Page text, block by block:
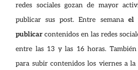
redes sociales gozan de mayor
publicar sus post. Entre semana el
publicar contenidos en las redes
entre las 13 y las 16 horas.
para subir contenidos los viernes a